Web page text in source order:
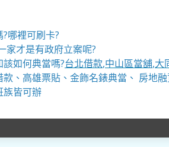
?哪裡可刷卡?
家才是有政府立案呢?
如何典當嗎?台北借款,中山區當舖,大
款、高雄票貼、金飾名錶典當、 房地
族皆可辦